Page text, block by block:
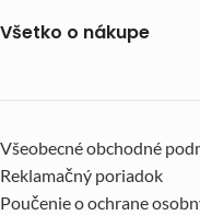
Všetko o nákupe
Všeobecné obchodné
Reklamačný poriadok
Poučenie o ochrane